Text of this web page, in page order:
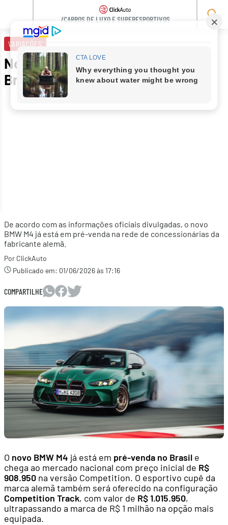
to
content
/CARROS DE LUXO E SUPERESPORTIVOS
VARIAÇÕES
Novo BMW M4 em pré-venda no
Brasil parte de R$ 908.950
De acordo com as informações oficiais divulgadas, o novo
BMW M4 já está em pré-venda na rede de concessionárias da
fabricante alemã.
Por ClickAuto
Publicado em: 01/06/2026 às 17:16
COMPARTILHE
O novo BMW M4 já está em pré-venda no Brasil e
chega ao mercado nacional com preço inicial de R$
908.950 na versão Competition. O esportivo cupê da
marca alemã também será oferecido na configuração
Competition Track, com valor de R$ 1.015.950,
ultrapassando a marca de R$ 1 milhão na opção mais
equipada.